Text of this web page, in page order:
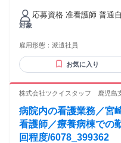
手当 夜勤手当：6,000円/回 賞与（前年度実績）: 無
（前年度実績）: 無し 締日・支払日（支払い方法）: 月末締
対象
応募資格 准看護師 普通
雇用形態： 派遣社員
お気に入り
株式会社ツクイスタッフ 鹿児島
病院内の看護業務／宮
看護師／療養病棟での
回程度/6078_399362